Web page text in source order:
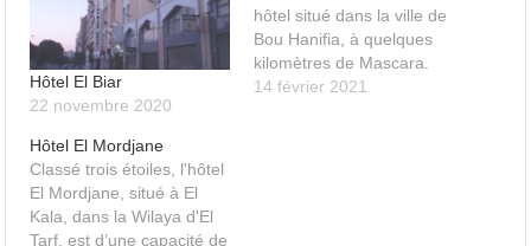
Hôtel El Biar
22 novembre 2020
hôtel situé dans la ville de
Bou Hanifia, à quelques
kilomètres de Mascara.
14 février 2021
Hôtel El Mordjane
Classé trois étoiles, l'hôtel
El Mordjane, situé à El
Kala, dans la Wilaya d'El
Tarf, est d’une capacité de